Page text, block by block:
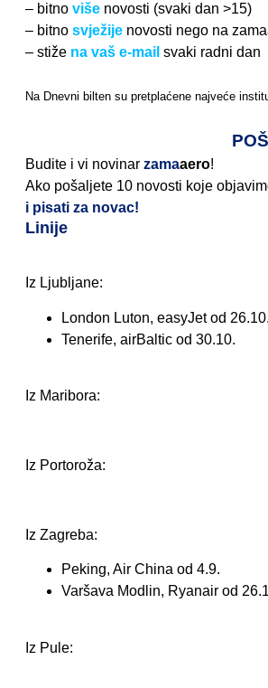
– bitno više novosti (svaki dan >15)
– bitno svježije novosti nego na
– stiže na vaš e-mail svaki radni dan
Na Dnevni bilten su pretplaćene najveće
Budite i vi novinar zamaaero!
Ako pošaljete 10 novosti koje
i pisati za novac!
Linije
Iz Ljubljane:
London Luton, easyJet od 26.10.
Tenerife, airBaltic od 30.10.
Iz Maribora:
Iz Portoroža:
Iz Zagreba:
Peking, Air China od 4.9.
Varšava Modlin, Ryanair od
Iz Pule: